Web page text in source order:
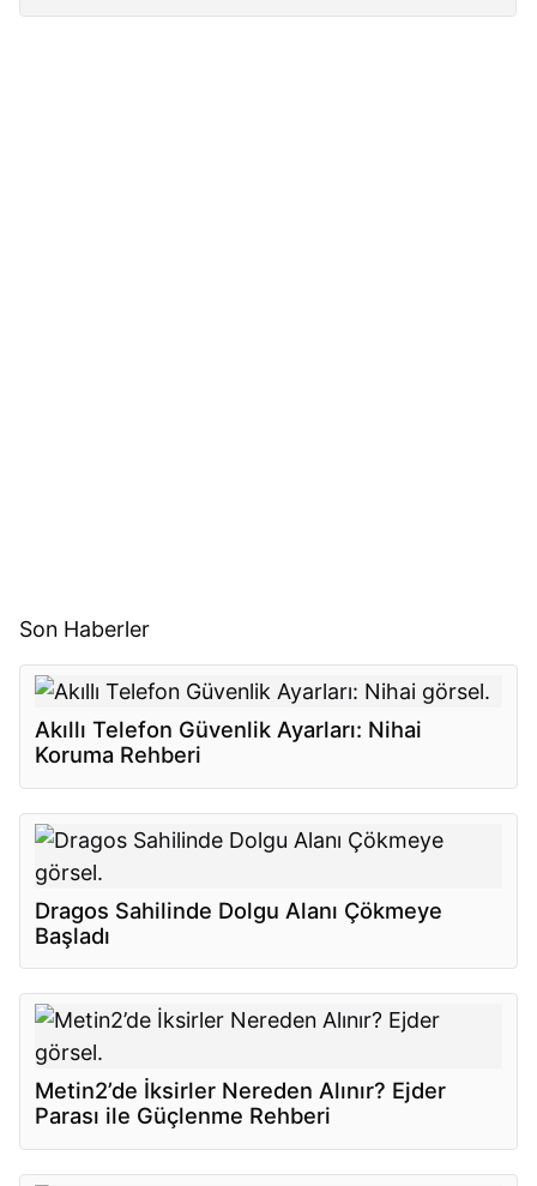
Son Haberler
Akıllı Telefon Güvenlik Ayarları: Nihai
Koruma Rehberi
Dragos Sahilinde Dolgu Alanı Çökmeye
Başladı
Metin2’de İksirler Nereden Alınır? Ejder
Parası ile Güçlenme Rehberi